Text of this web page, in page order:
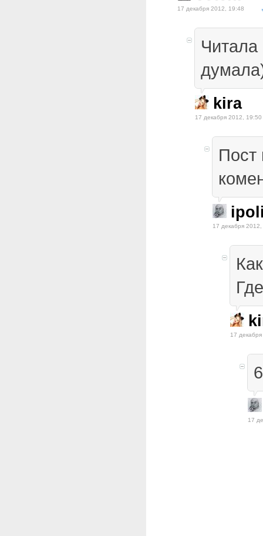
17 декабря 2012, 19:48
Читала
kira
17 декабря 2012, 19:50
Пост
17 декабря
17
17